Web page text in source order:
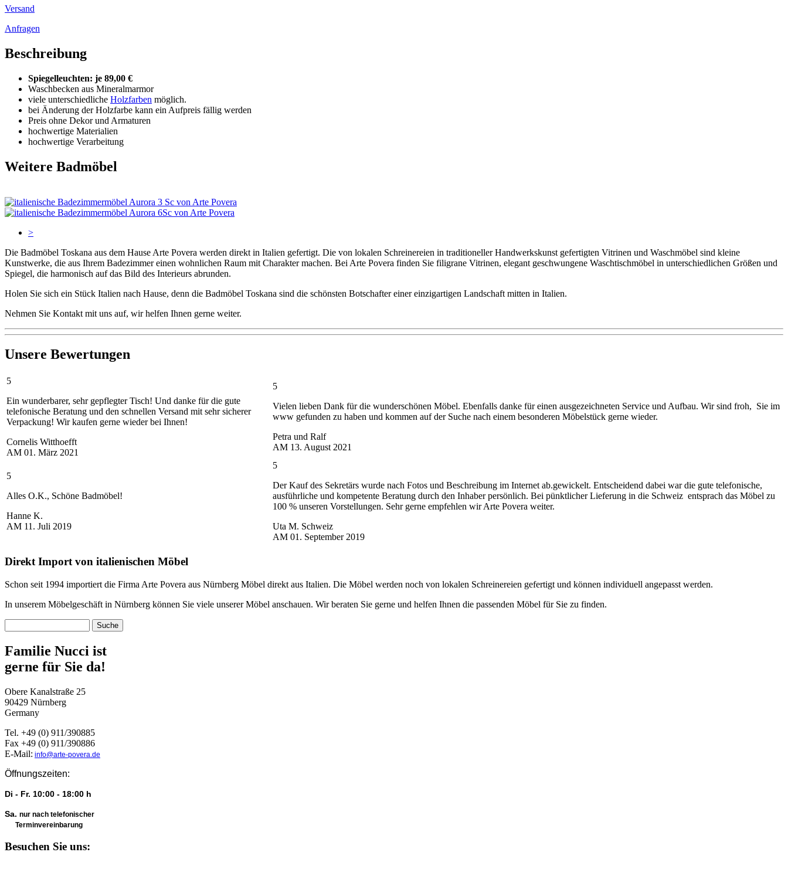
Versand
Anfragen
Beschreibung
Spiegelleuchten: je 89,00 €
Waschbecken aus Mineralmarmor
viele unterschiedliche Holzfarben möglich.
bei Änderung der Holzfarbe kann ein Aufpreis fällig werden
Preis ohne Dekor und Armaturen
hochwertige Materialien
hochwertige Verarbeitung
Weitere Badmöbel
>
Die Badmöbel Toskana aus dem Hause Arte Povera werden direkt in Italien gefertigt. Die von lokalen Schreinereien in traditioneller Handwerkskunst gefertigten Vitrinen und Waschmöbel sind kleine
Kunstwerke, die aus Ihrem Badezimmer einen wohnlichen Raum mit Charakter machen. Bei Arte Povera finden Sie filigrane Vitrinen, elegant geschwungene Waschtischmöbel in unterschiedlichen Größen und
Spiegel, die harmonisch auf das Bild des Interieurs abrunden.
Holen Sie sich ein Stück Italien nach Hause, denn die Badmöbel Toskana sind die schönsten Botschafter einer einzigartigen Landschaft mitten in Italien.
Nehmen Sie Kontakt mit uns auf, wir helfen Ihnen gerne weiter.
Unsere Bewertungen
5
Ein wunderbarer, sehr gepflegter Tisch! Und danke für die gute
telefonische Beratung und den schnellen Versand mit sehr sicherer
Verpackung! Wir kaufen gerne wieder bei Ihnen!
Cornelis Witthoefft
AM 01. März 2021
5
Vielen lieben Dank für die wunderschönen Möbel. Ebenfalls danke für einen ausgezeichneten Service und Aufbau. Wir sind froh, Sie im
www gefunden zu haben und kommen auf der Suche nach einem besonderen Möbelstück gerne wieder.
Petra und Ralf
AM 13. August 2021
5
Alles O.K., Schöne Badmöbel!
Hanne K.
AM 11. Juli 2019
5
Der Kauf des Sekretärs wurde nach Fotos und Beschreibung im Internet ab.gewickelt. Entscheidend dabei war die gute telefonische,
ausführliche und kompetente Beratung durch den Inhaber persönlich. Bei pünktlicher Lieferung in die Schweiz entsprach das Möbel zu
100 % unseren Vorstellungen. Sehr gerne empfehlen wir Arte Povera weiter.
Uta M. Schweiz
AM 01. September 2019
Direkt Import von italienischen Möbel
Schon seit 1994 importiert die Firma Arte Povera aus Nürnberg Möbel direkt aus Italien. Die Möbel werden noch von lokalen Schreinereien gefertigt und können individuell angepasst werden.
In unserem Möbelgeschäft in Nürnberg können Sie viele unserer Möbel anschauen. Wir beraten Sie gerne und helfen Ihnen die passenden Möbel für Sie zu finden.
Suchformular
Familie Nucci ist
gerne für Sie da!
Obere Kanalstraße 25
90429 Nürnberg
Germany
Tel. +49 (0) 911/390885
Fax +49 (0) 911/390886
E-Mail: info@arte-povera.de
Öffnungszeiten:
Di - Fr. 10:00 - 18:00 h
Sa. nur nach telefonischer
Terminvereinbarung
Besuchen Sie uns: